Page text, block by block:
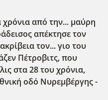
από την... μαύρη
απέκτησε τον
τον... γιο του
Πέτροβιτς, που
στα 28 του χρόνια,
οδό Νυρεμβέργης -